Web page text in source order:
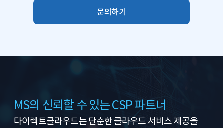
문의하기
MS의 신뢰할 수 있는 CSP 파트너
다이렉트클라우드는 단순한 클라우드 서비스 제공을